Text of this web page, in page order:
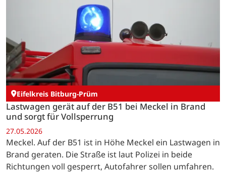
Eifelkreis Bitburg-Prüm
Lastwagen gerät auf der B51 bei Meckel in Brand
und sorgt für Vollsperrung
27.05.2026
Meckel. Auf der B51 ist in Höhe Meckel ein Lastwagen in
Brand geraten. Die Straße ist laut Polizei in beide
Richtungen voll gesperrt, Autofahrer sollen umfahren.